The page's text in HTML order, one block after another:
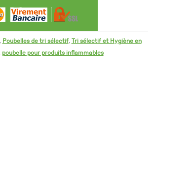
Poubelles de tri sélectif, Tri sélectif et Hygiène en
poubelle pour produits inflammables